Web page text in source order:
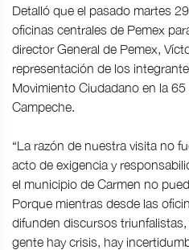
Detalló que el pasado martes
oficinas centrales de Pemex
director General de Pemex,
representación de los
Movimiento Ciudadano en la
Campeche.
“La razón de nuestra visita no
acto de exigencia y
el municipio de Carmen no
Porque mientras desde las
difunden discursos
gente hay crisis, hay